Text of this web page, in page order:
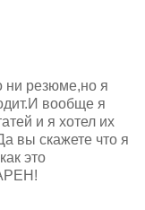
ни резюме,но я
вообще я
и я хотел их
вы скажете что я
это